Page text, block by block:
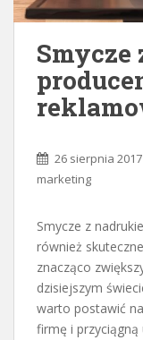
Smycze
26 sierpnia 2017
marketing
Smycze z
również
znacząco
dzisiejszym
warto postawić
firmę i